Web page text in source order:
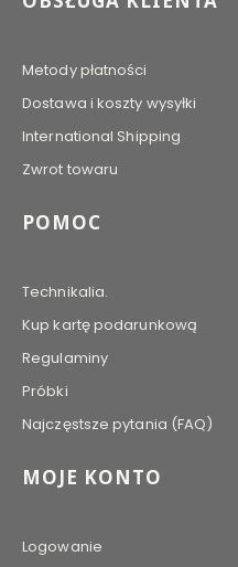
Metody płatności
Dostawa i koszty wysyłki
International Shipping
Zwrot towaru
POMOC
Technikalia.
Kup kartę podarunkową
Regulaminy
Próbki
Najczęstsze pytania (FAQ)
MOJE KONTO
Logowanie